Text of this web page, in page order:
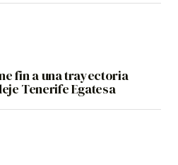
fin a una trayectoria
Tenerife Egatesa